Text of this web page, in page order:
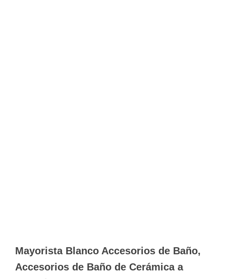
Mayorista Blanco Accesorios de Baño,
Accesorios de Baño de Cerámica a